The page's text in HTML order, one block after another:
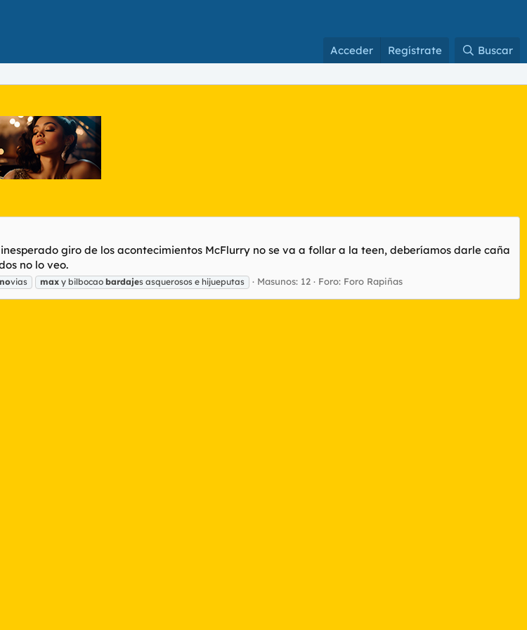
Acceder Regístrate Buscar
giro de los acontecimientos McFlurry no se va a follar a la teen, deberíamos darle caña
no lo veo.
novias max y bilbocao bardajes asquerosos e hijueputas Masunos: 12 Foro: Foro Rapiñas